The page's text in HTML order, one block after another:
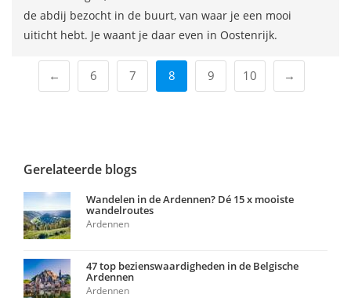
de abdij bezocht in de buurt, van waar je een mooi
uiticht hebt. Je waant je daar even in Oostenrijk.
← 6 7 8 9 10 →
Gerelateerde blogs
Wandelen in de Ardennen? Dé 15 x mooiste
wandelroutes
Ardennen
47 top bezienswaardigheden in de Belgische
Ardennen
Ardennen